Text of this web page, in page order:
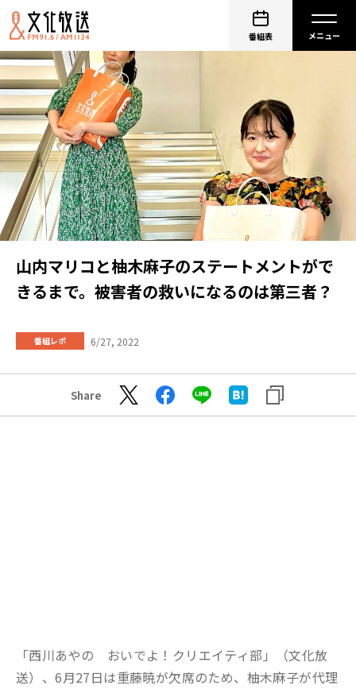
番組表
山内マリコと柚木麻子のステートメントがで
きるまで。被害者の救いになるのは第三者？
番組レポ 6/27, 2022
Share
「西川あやの おいでよ！クリエイティ部」（文化放
送）、6月27日は重藤暁が欠席のため、柚木麻子が代理